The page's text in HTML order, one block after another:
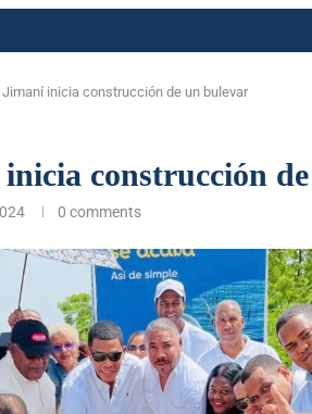
inicia construcción de un bulevar
construcción
0 comments